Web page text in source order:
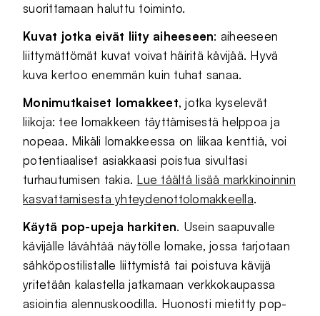
suorittamaan haluttu toiminto.
Kuvat jotka eivät liity aiheeseen: aiheeseen
liittymättömät kuvat voivat häiritä kävijää. Hyvä
kuva kertoo enemmän kuin tuhat sanaa.
Monimutkaiset lomakkeet, jotka kyselevät
liikoja: tee lomakkeen täyttämisestä helppoa ja
nopeaa. Mikäli lomakkeessa on liikaa kenttiä, voi
potentiaaliset asiakkaasi poistua sivultasi
turhautumisen takia. Lue täältä lisää markkinoinnin
kasvattamisesta yhteydenottolomakkeella.
Käytä pop-upeja harkiten. Usein saapuvalle
kävijälle lävähtää näytölle lomake, jossa tarjotaan
sähköpostilistalle liittymistä tai poistuva kävijä
yritetään kalastella jatkamaan verkkokaupassa
asiointia alennuskoodilla. Huonosti mietitty pop-